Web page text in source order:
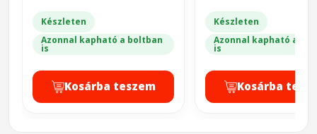
Készleten
Azonnal kapható a boltban
is
Kosárba teszem
Készleten
Azonnal kapható a
is
Kosárba